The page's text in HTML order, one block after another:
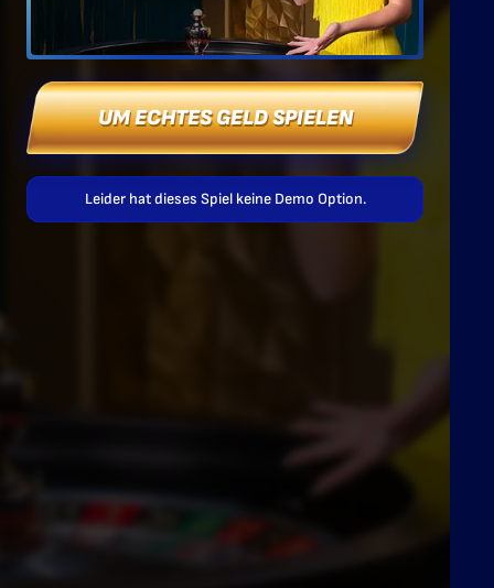
UM ECHTES GELD SPIELEN
Leider hat dieses Spiel keine Demo Option.